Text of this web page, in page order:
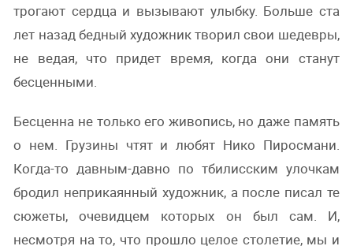
трогают сердца и вызывают улыбку. Больше ста
лет назад бедный художник творил свои шедевры,
не ведая, что придет время, когда они станут
бесценными.
Бесценна не только его живопись, но даже память
о нем. Грузины чтят и любят Нико Пиросмани.
Когда-то давным-давно по тбилисским улочкам
бродил неприкаянный художник, а после писал те
сюжеты, очевидцем которых он был сам. И,
несмотря на то, что прошло целое столетие, мы и